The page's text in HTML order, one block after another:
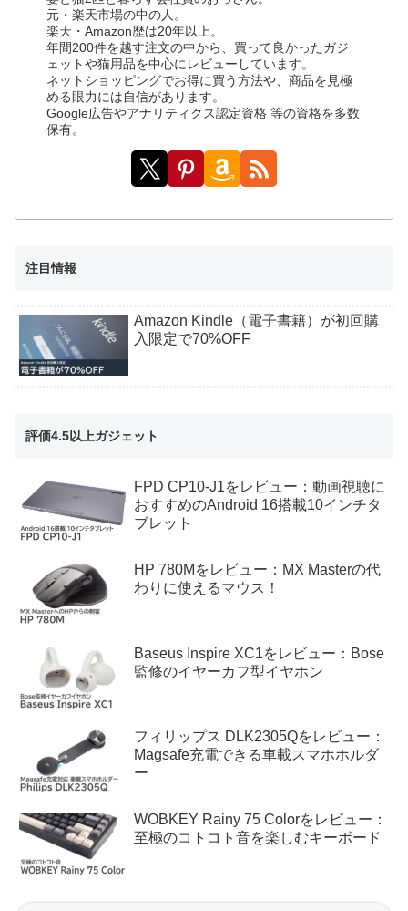
元・楽天市場の中の人。
楽天・Amazon歴は20年以上。
年間200件を越す注文の中から、買って良かったガジ
ェットや猫用品を中心にレビューしています。
ネットショッピングでお得に買う方法や、商品を見極
める眼力には自信があります。
Google広告やアナリティクス認定資格 等の資格を多数
保有。
注目情報
Amazon Kindle（電子書籍）が初回購
入限定で70%OFF
評価4.5以上ガジェット
FPD CP10-J1をレビュー：動画視聴に
おすすめのAndroid 16搭載10インチタ
ブレット
HP 780Mをレビュー：MX Masterの代
わりに使えるマウス！
Baseus Inspire XC1をレビュー：Bose
監修のイヤーカフ型イヤホン
フィリップス DLK2305Qをレビュー：
Magsafe充電できる車載スマホホルダ
ー
WOBKEY Rainy 75 Colorをレビュー：
至極のコトコト音を楽しむキーボード